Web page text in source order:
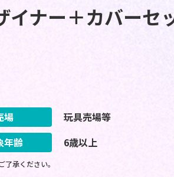
イナー＋カバーセ
場
玩具売場等
年齢
6歳以上
承ください。